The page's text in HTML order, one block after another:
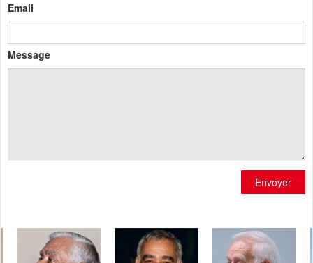
Email
Message
Envoyer